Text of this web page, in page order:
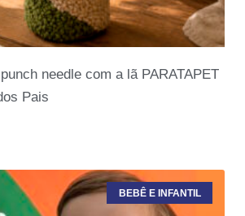
needle com a lã PARATAPET
Pais
BEBÊ E INFANTIL